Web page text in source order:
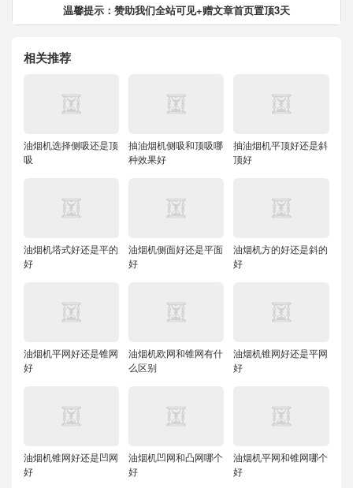
温馨提示：赞助我们全站可见+赠文章首页置顶3天
相关推荐
油烟机选择侧吸还是顶
吸
抽油烟机侧吸和顶吸哪
种效果好
抽油烟机平顶好还是斜
顶好
油烟机塔式好还是平的
好
油烟机侧面好还是平面
好
油烟机方的好还是斜的
好
油烟机平网好还是锥网
好
油烟机欧网和锥网有什
么区别
油烟机锥网好还是平网
好
油烟机锥网好还是凹网
好
油烟机凹网和凸网哪个
好
油烟机平网和锥网哪个
好